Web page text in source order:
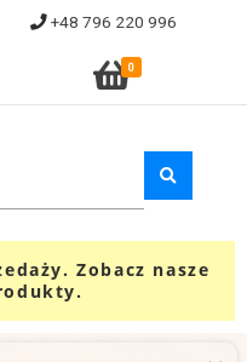
+48 796 220 996
0
Zobacz nasze